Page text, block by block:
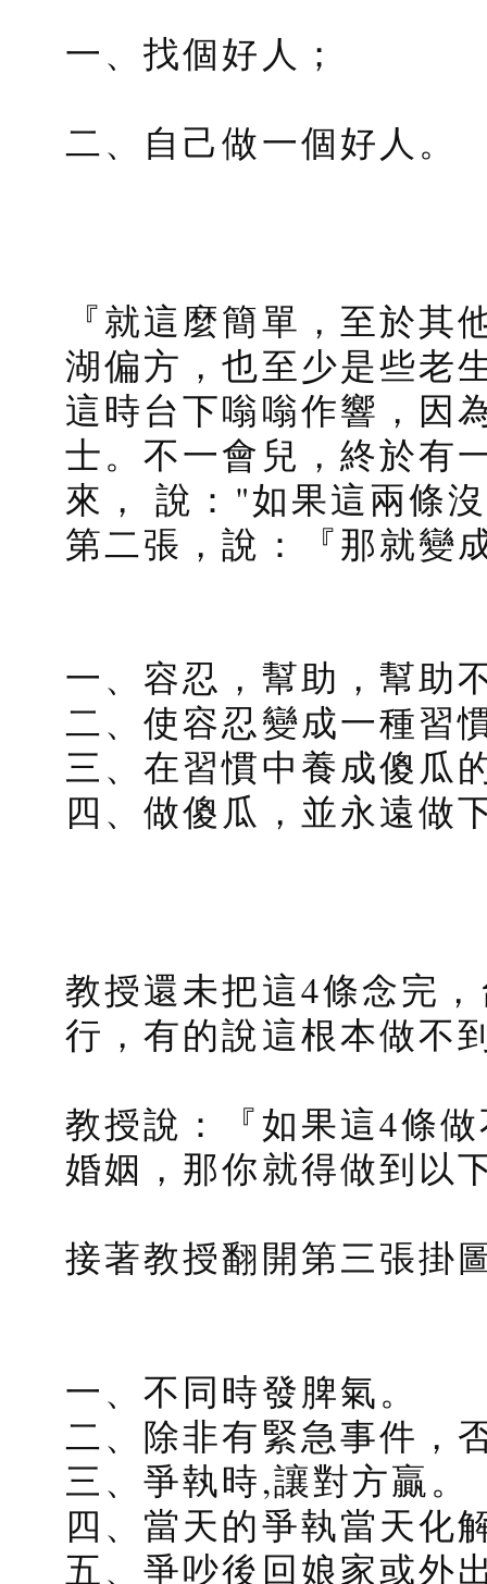
一、找個好人；
二、自己做一個好人。
『就這麼簡單，至於
湖偏方，也至少是些老
這時台下嗡嗡作響，因
士。不一會兒，終於有
來， 說："如果這兩條
第二張，說：『那就變
一、容忍，幫助，幫助
二、使容忍變成一種習
三、在習慣中養成傻瓜
四、做傻瓜，並永遠做
教授還未把這4條念完
行，有的說這根本做不
教授說：『如果這4條
婚姻，那你就得做到以
接著教授翻開第三張掛
一、不同時發脾氣。
二、除非有緊急事件，
三、爭執時,讓對方贏。
四、當天的爭執當天化
五、爭吵後回娘家或外